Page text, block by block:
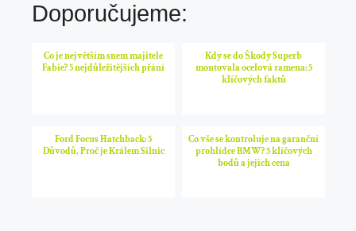
Doporučujeme:
Co je největším snem majitele
Fabie? 5 nejdůležitějších přání
Kdy se do Škody Superb
montovala ocelová ramena: 5
klíčových faktů
Ford Focus Hatchback: 5
Důvodů, Proč je Králem Silnic
Co vše se kontroluje na garanční
prohlídce BMW? 5 klíčových
bodů a jejich cena